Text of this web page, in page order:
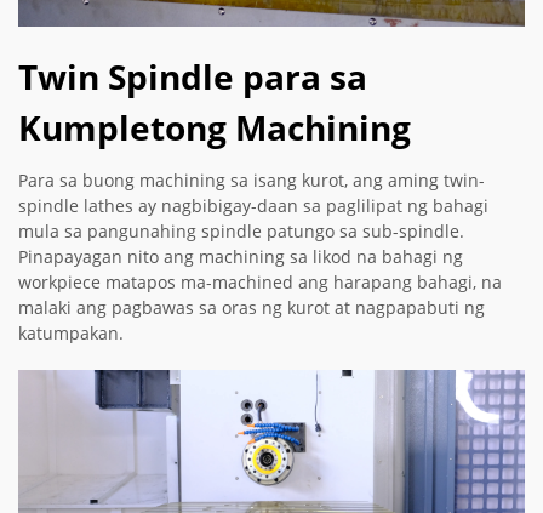
Twin Spindle para sa
Kumpletong Machining
Para sa buong machining sa isang kurot, ang aming twin-
spindle lathes ay nagbibigay-daan sa paglilipat ng bahagi
mula sa pangunahing spindle patungo sa sub-spindle.
Pinapayagan nito ang machining sa likod na bahagi ng
workpiece matapos ma-machined ang harapang bahagi, na
malaki ang pagbawas sa oras ng kurot at nagpapabuti ng
katumpakan.